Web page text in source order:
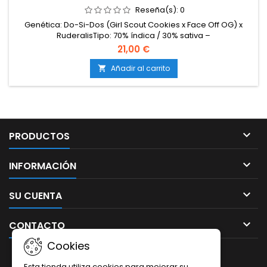
Reseña(s): 0
Genética: Do-Si-Dos (Girl Scout Cookies x Face Off OG) x
RuderalisTipo: 70% índica / 30% sativa –
AutoflorecienteContenido de THC: 19-21%Tiempo de
cultivo: 65-70 días desde germinaciónProducción en
interior: 400-500 g/m²Producción en exterior: 60-150
g/plantaAltura: 70-110 cm en interior; hasta 120-130 cm en
exteriorAromas y...
21,00 €
 Añadir al carrito
PRODUCTOS 
INFORMACIÓN 
SU CUENTA 
CONTACTO 
Cookies